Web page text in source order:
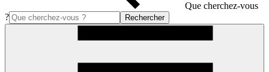
Que cherchez-vous
?
Rechercher